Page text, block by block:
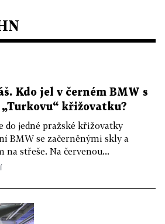
Kdo jel v černém BMW s
křižovatku?
do jedné pražské křižovatky
BMW se začerněnými skly a
střeše. Na červenou...